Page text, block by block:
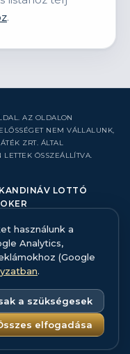
.
AZ OLDALON
NEM VÁLLALUNK,
ZRT. ÁLTAL
ÖSSZEÁLLÍTVA.
LOTTÓ
használunk a
Analytics,
(Google
.
a szükségesek
elfogadása